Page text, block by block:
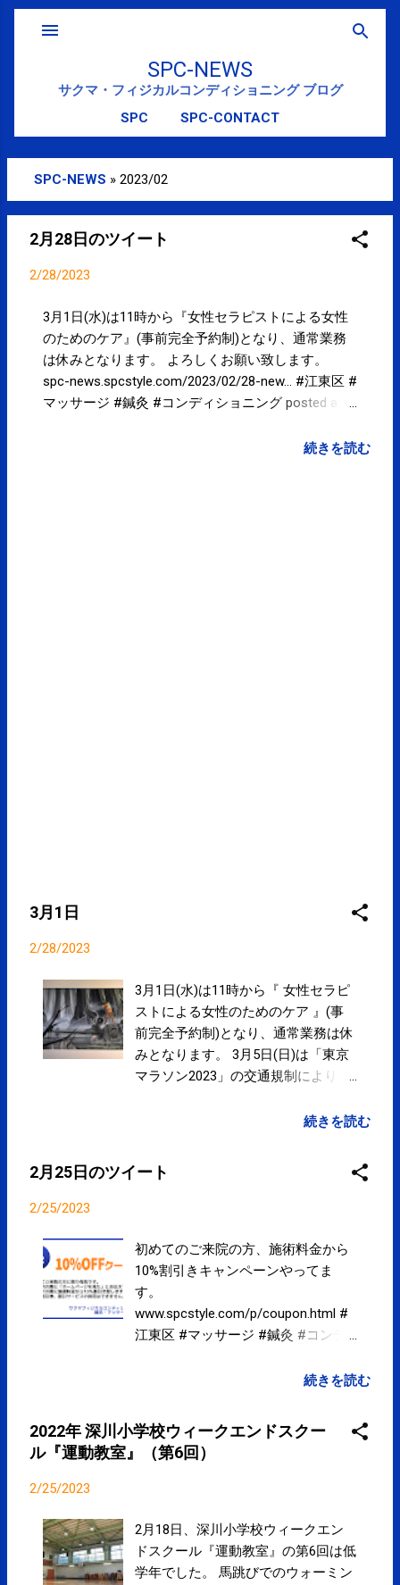
SPC-NEWS
サクマ・フィジカルコンディショニング ブログ
SPC
SPC-CONTACT
稿
SPC-NEWS » 2023/02
2月28日のツイート
2/28/2023
3月1日(水)は11時から『女性セラピストによる女性
のためのケア』(事前完全予約制)となり、通常業務
は休みとなります。 よろしくお願い致します。
spc-news.spcstyle.com/2023/02/28-new… #江東区 #
マッサージ #鍼灸 #コンディショニング posted at
続きを読む
3月1日
2/28/2023
3月1日(水)は11時から『 女性セラピ
ストによる女性のためのケア 』(事
前完全予約制)となり、通常業務は休
みとなります。 3月5日(日)は「東京
マラソン2023」の交通規制により当
分まで通行止め（歩行者の横断もで
来院の際にはご注意下さい。 よろし
くお願い致します。 営業予定 ➚ か
来院の方、10%OFF割引き』キャンペ
ーンやってます。 ➚ クレジットカー
ド、電子マネー、QRコード決済によ
るお支払いできます。 ➚ Googleマッ
プにて院内を360°見ることができま
続きを読む
2月25日のツイート
2/25/2023
初めてのご来院の方、施術料金から
10%割引きキャンペーンやってま
す。
www.spcstyle.com/p/coupon.html #
江東区 #マッサージ #鍼灸 #コンデ
pic.twitter.com/Jeh8t2K7EY posted at
続きを読む
2022年 深川小学校ウィークエンドスクー
ル『運動教室』（第6回）
2/25/2023
2月18日、深川小学校ウィークエン
ドスクール『運動教室』の第6回は低
学年でした。 馬跳びでのウォーミン